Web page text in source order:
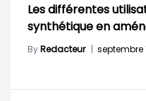
Les différentes
synthétique en
ByRedacteur | septembre